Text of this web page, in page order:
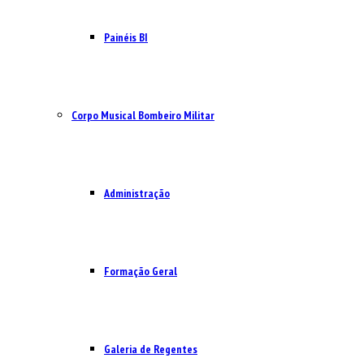
Painéis BI
Corpo Musical Bombeiro Militar
Administração
Formação Geral
Galeria de Regentes